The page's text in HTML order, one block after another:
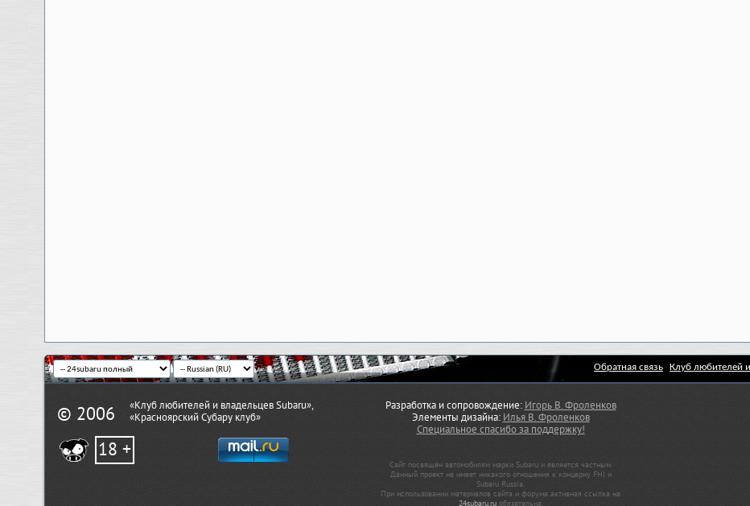
Обратная связь Клуб любителей
© 2006
«Клуб любителей и владельцев Subaru»,
«Красноярский Субару клуб»
18 +
Разработка и сопровождение: Игорь В. Фроленков
Элементы дизайна: Илья В. Фроленков
Специальное спасибо за поддержку!
Сайт посвящён автомобилям марки Subaru и является частным.
Данный проект не имеет никакого отношения к концерну FHI и
Subaru Russia.
При использовании материалов сайта и форума активная ссылка на
24subaru.ruобязательна.